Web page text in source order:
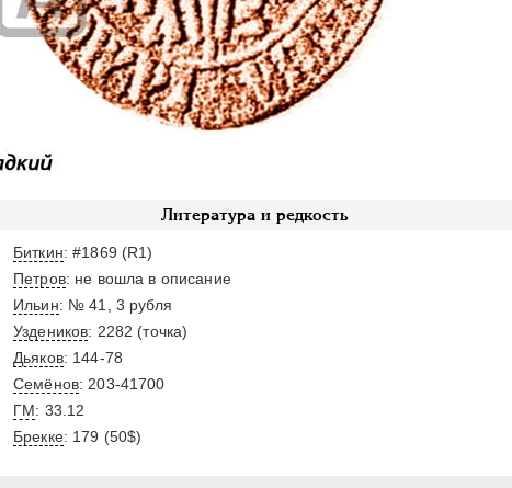
Литература и редкость
Биткин: #1869 (R1)
Петров: не вошла в описание
Ильин: № 41, 3 рубля
Уздеников: 2282 (точка)
Дьяков: 144-78
Семёнов: 203-41700
ГМ: 33.12
Брекке: 179 (50$)